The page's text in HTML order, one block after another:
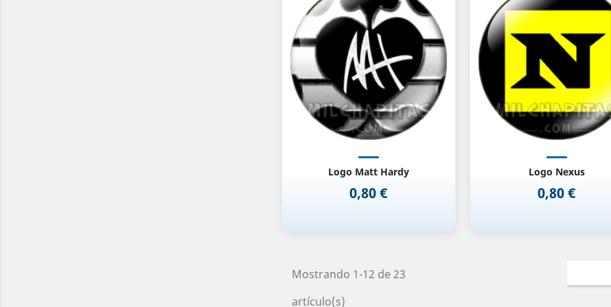
Logo Matt Hardy
Precio
0,80 €
Vista rápida
Logo Nexus
Precio
0,80 €
Vista rápida
Mostrando 1-12 de 23
artículo(s)